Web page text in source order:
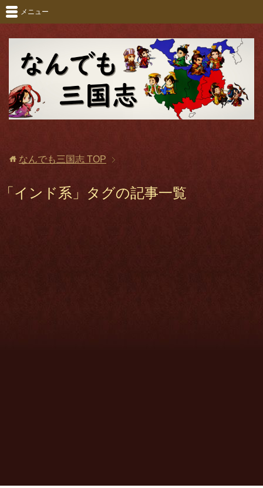
メニュー
なんでも三国志 TOP
「インド系」タグの記事一覧